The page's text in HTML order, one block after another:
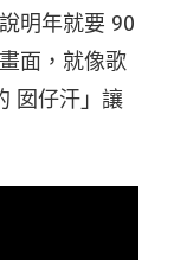
明年就要 90
面，就像歌
囡仔汗」讓